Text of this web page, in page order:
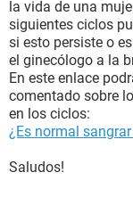
la vida de una
siguientes ciclos
si esto persiste o
el ginecólogo a la
En este enlace
comentado sobre
en los ciclos:
¿Es normal
Saludos!